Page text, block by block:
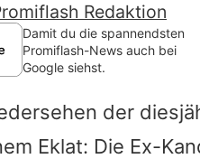
Redaktion
Damit du die spannendsten
Promiflash-News auch bei
Google siehst.
der
Eklat: Die Ex-